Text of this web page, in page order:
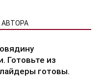
АВТОРА
Готовьте из
готовы.